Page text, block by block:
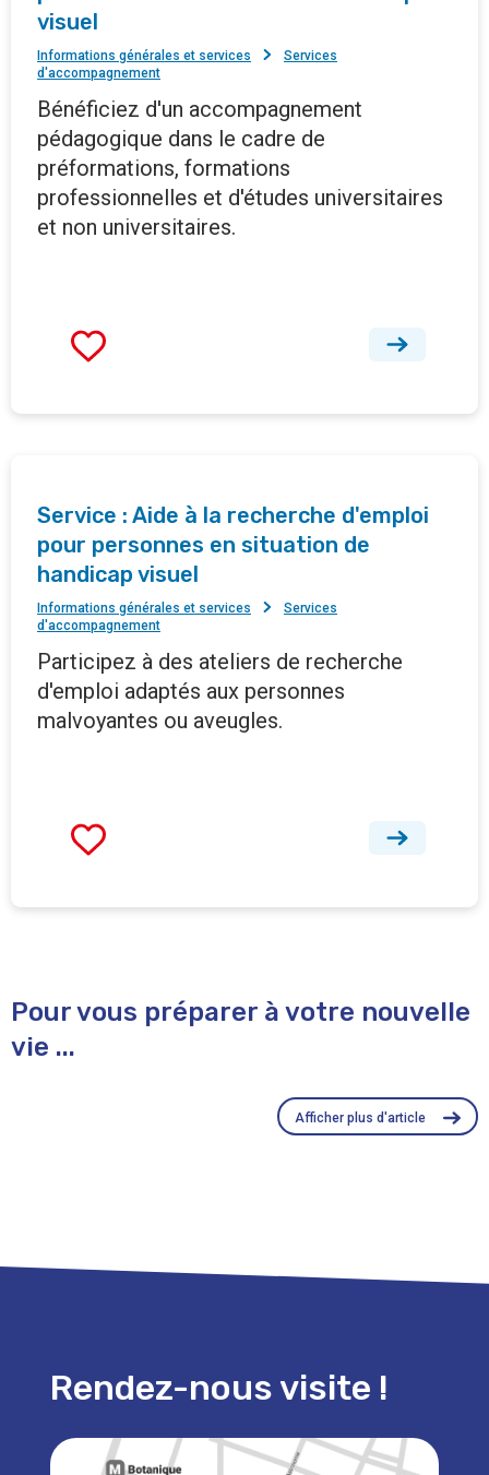
visuel
Informations générales et services
Services
d'accompagnement
Bénéficiez d'un accompagnement
pédagogique dans le cadre de
préformations, formations
professionnelles et d'études universitaires
et non universitaires.
Service : Aide à la recherche d'emploi
pour personnes en situation de
handicap visuel
Informations générales et services
Services
d'accompagnement
Participez à des ateliers de recherche
d'emploi adaptés aux personnes
malvoyantes ou aveugles.
Pour vous préparer à votre nouvelle
vie ...
Afficher plus d'article
Rendez-nous visite !